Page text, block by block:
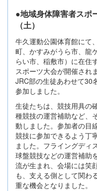
●地域身体障害者スポ
（土）
牛久運動公園体育館にて
町、かすみがうら市、龍
らい市、稲敷市）に在住
スポーツ大会が開催され
JRC部の生徒あわせて30
参加しました。
生徒たちは、競技用具の
種競技の運営補助など、
動しました。参加者の目
競技に参加できるよう丁
ました。フライングディ
球盤競技などの運営補助
流が生まれ、会場には笑
も、支える側として関わ
重な機会となりました。